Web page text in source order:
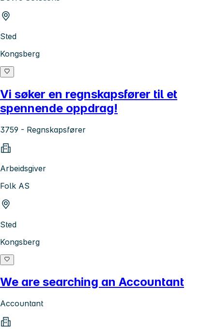
Sted
Kongsberg
Vi søker en regnskapsfører til et
spennende oppdrag!
3759 - Regnskapsfører
Arbeidsgiver
Folk AS
Sted
Kongsberg
We are searching an Accountant
Accountant